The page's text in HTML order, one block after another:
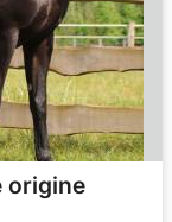
origine